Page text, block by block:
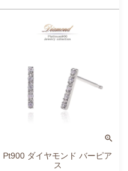
Pt900 ダイヤモンド バーピア
ス